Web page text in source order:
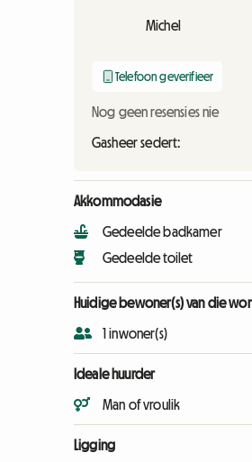
Michel
Telefoon geverifieer
Nog geen resensies nie
Gasheer sedert:
Akkommodasie
Gedeelde badkamer
Gedeelde toilet
Huidige bewoner(s) van die
1 inwoner(s)
Ideale huurder
Man of vroulik
Ligging